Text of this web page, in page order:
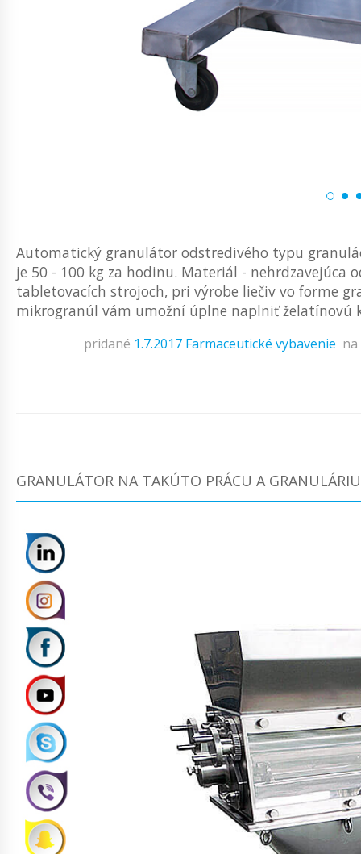
Automatický granulátor odstredivého typu
je 50 - 100 kg za hodinu. Materiál - nehrdzavejúca
tabletovacích strojoch, pri výrobe liečiv vo forme
mikrogranúl vám umožní úplne naplniť želatínovú
pridané 1.7.2017 Farmaceutické vybavenie na
GRANULÁTOR NA TAKÚTO PRÁCU A